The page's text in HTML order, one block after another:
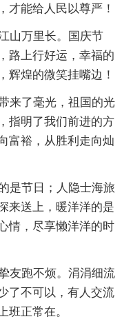
才能给人民以尊严！
山万里长。国庆节
路上行好运，幸福的
辉煌的微笑挂嘴边！
来了毫光，祖国的光
指明了我们前进的方
富裕，从胜利走向灿
是节日；人隐士海旅
来送上，暖洋洋的是
情，尽享懒洋洋的时
友跑不烦。涓涓细流
了不可以，有人交流
班正常在。